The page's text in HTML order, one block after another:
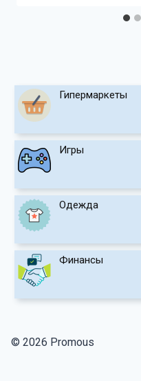
Гипермаркеты
Игры
Одежда
Финансы
© 2026 Promous